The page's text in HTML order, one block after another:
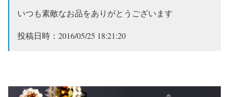
いつも素敵なお品をありがとうございます
投稿日時：2016/05/25 18:21:20